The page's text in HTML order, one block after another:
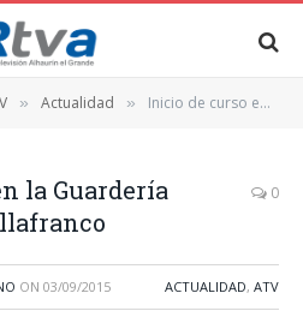
» Actualidad » Inicio de curso en la Guardería Municipal de Villafranco
la Guardería
0
ON 03/09/2015 ACTUALIDAD, ATV